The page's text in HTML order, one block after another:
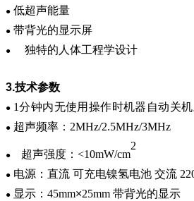
● 低超声能量
● 带背光的显示屏
● 独特的人体工程学设计
3.技术参数
● 1分钟内无使用操作时机器自动关机
● 超声频率： 2MHz/2.5MHz/3MHz
● 超声强度： <10mW/cm
2
● 电源：直流 可充电镍氢电池 交流
● 显示： 45mm×25mm 带背光的显示